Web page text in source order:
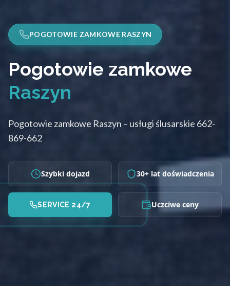
POGOTOWIE ZAMKOWE RASZYN
Pogotowie zamkowe
Raszyn
Pogotowie zamkowe Raszyn – usługi ślusarskie 662-
869-662
Szybki dojazd 30+ lat doświadczenia
SERVICE 24/7 Uczciwe ceny